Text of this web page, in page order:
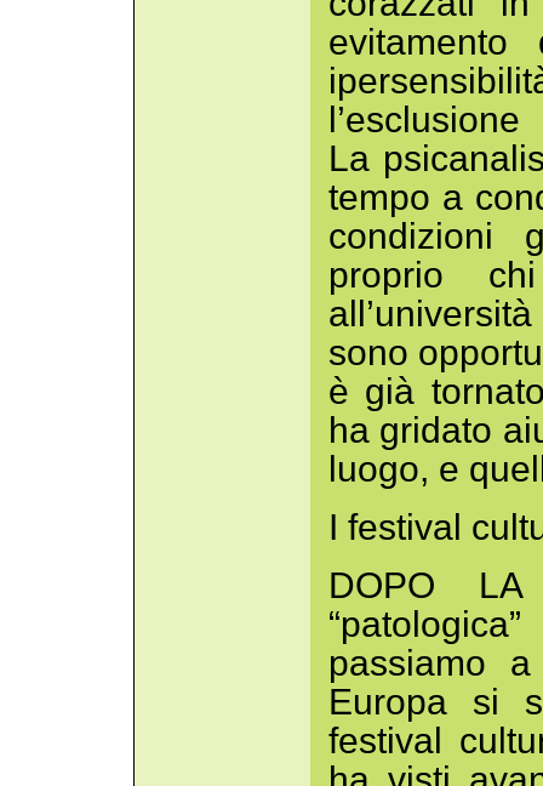
La
tempo a
condizioni
proprio
sono
è già
ha gridato
luogo, e
I festival
DOPO
passiamo
Europa si
festival